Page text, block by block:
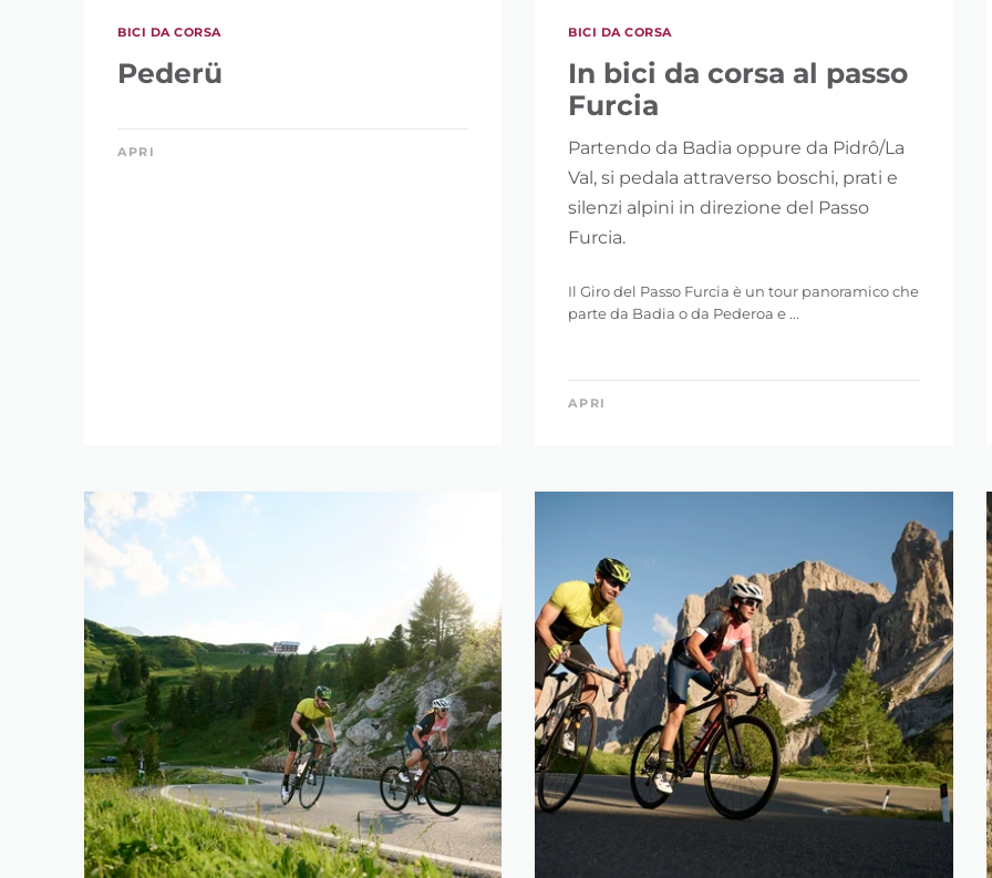
BICI DA CORSA
Pederü
APRI
BICI DA CORSA
In bici da corsa al passo
Furcia
Partendo da Badia oppure da Pidrô/La
Val, si pedala attraverso boschi, prati e
silenzi alpini in direzione del Passo
Furcia.
Il Giro del Passo Furcia è un tour panoramico che
parte da Badia o da Pederoa e ...
APRI